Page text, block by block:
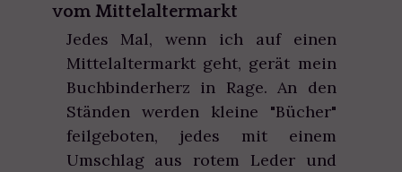
vom Mittelaltermarkt
Jedes Mal, wenn ich auf einen
Mittelaltermarkt geht, gerät mein
Buchbinderherz in Rage. An den
Ständen werden kleine "Bücher"
feilgeboten, jedes mit einem
Umschlag aus rotem Leder und